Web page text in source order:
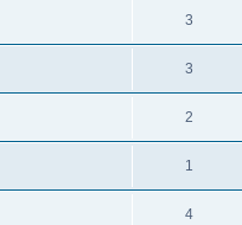
3
3
2
1
4